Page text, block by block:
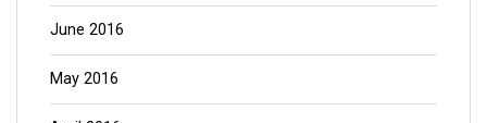
June 2016
May 2016